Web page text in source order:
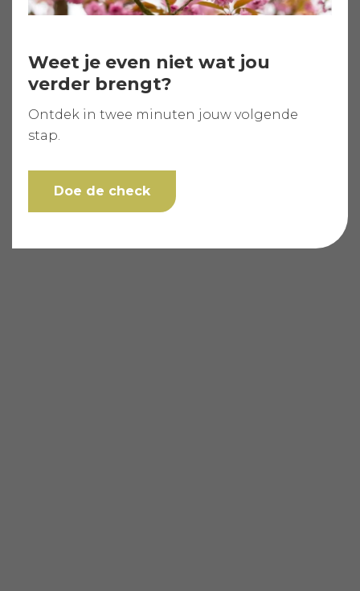
Weet je even niet wat jou
verder brengt?
Ontdek in twee minuten jouw volgende
stap.
Doe de check